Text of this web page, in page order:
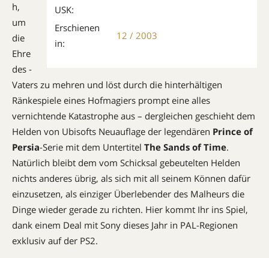
USK:
Erschienen
in:
12 / 2003
h,
um
die
Ehre
des ­
Vaters zu mehren und löst durch die hinterhältigen
Ränkespiele eines Hofmagiers prompt eine alles
vernichtende Katastrophe aus – dergleichen geschieht dem
Helden von Ubisofts Neuauflage der legendären Prince of
Persia-Serie mit dem Untertitel The Sands of Time.
Natürlich bleibt dem vom Schicksal gebeutelten Helden
nichts anderes übrig, als sich mit all seinem Können dafür
einzusetzen, als einziger Überlebender des ­Malheurs die
Dinge wieder gerade zu richten. Hier kommt Ihr ins Spiel,
dank einem Deal mit Sony dieses Jahr in PAL-Regionen
exklusiv auf der PS2.